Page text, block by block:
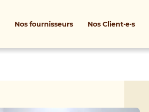
Nos fournisseurs Nos Client·e·s